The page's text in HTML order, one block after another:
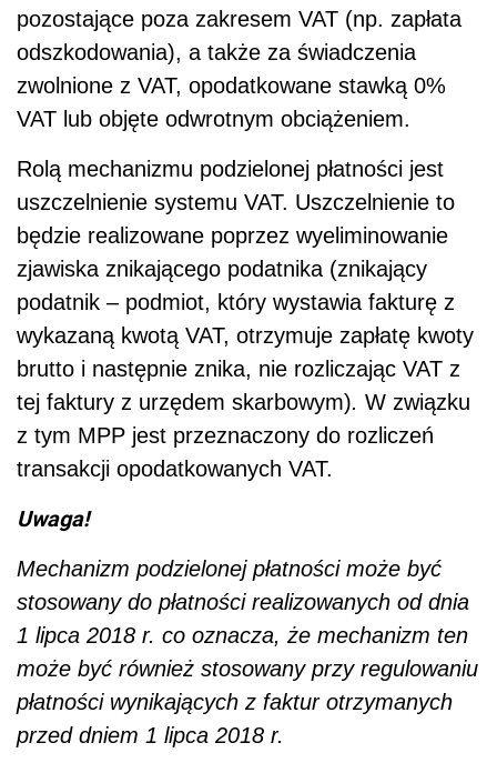
pozostające poza zakresem VAT (np. zapłata
odszkodowania), a także za świadczenia
zwolnione z VAT, opodatkowane stawką 0%
VAT lub objęte odwrotnym obciążeniem.
Rolą mechanizmu podzielonej płatności jest
uszczelnienie systemu VAT. Uszczelnienie to
będzie realizowane poprzez wyeliminowanie
zjawiska znikającego podatnika (znikający
podatnik – podmiot, który wystawia fakturę z
wykazaną kwotą VAT, otrzymuje zapłatę kwoty
brutto i następnie znika, nie rozliczając VAT z
tej faktury z urzędem skarbowym). W związku
z tym MPP jest przeznaczony do rozliczeń
transakcji opodatkowanych VAT.
Uwaga!
Mechanizm podzielonej płatności może być
stosowany do płatności realizowanych od dnia
1 lipca 2018 r. co oznacza, że mechanizm ten
może być również stosowany przy regulowaniu
płatności wynikających z faktur otrzymanych
przed dniem 1 lipca 2018 r.